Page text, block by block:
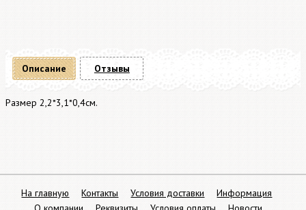
Описание
Размер 2,2*3,1*0,4см.
Отзывы
На главную Контакты Условия доставки
Информация